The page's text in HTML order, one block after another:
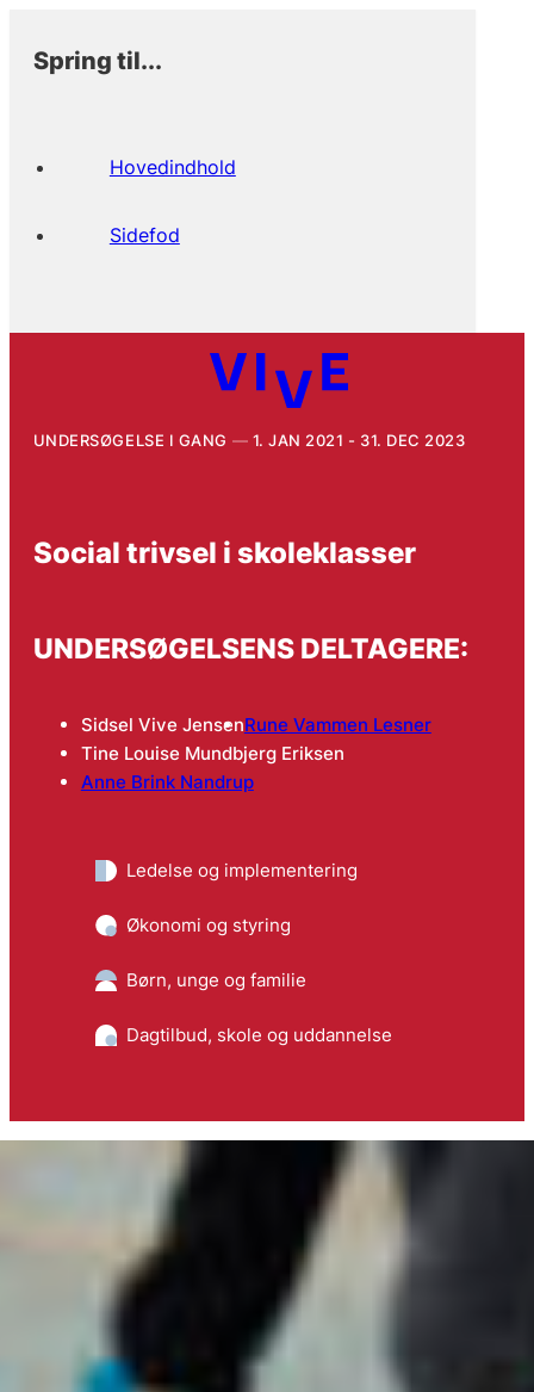
Spring til...
Hovedindhold
Sidefod
UNDERSØGELSE I GANG 1. JAN 2021 - 31. DEC 2023
Social trivsel i skoleklasser
UNDERSØGELSENS DELTAGERE:
Sidsel Vive JensenRune Vammen Lesner
Tine Louise Mundbjerg Eriksen
Anne Brink Nandrup
Ledelse og implementering
Økonomi og styring
Børn, unge og familie
Dagtilbud, skole og uddannelse